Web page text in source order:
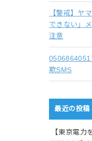
【警戒】ヤ
できない」
注意
欺SMS
最近の投稿
【東京電力